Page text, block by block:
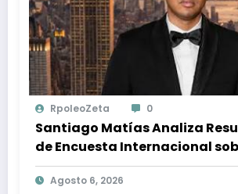
RpoleoZeta 0
Santiago Matías Analiza
de Encuesta Internacional
Panorama Político en
Dominicana: Tendencias y
Agosto 6, 2026